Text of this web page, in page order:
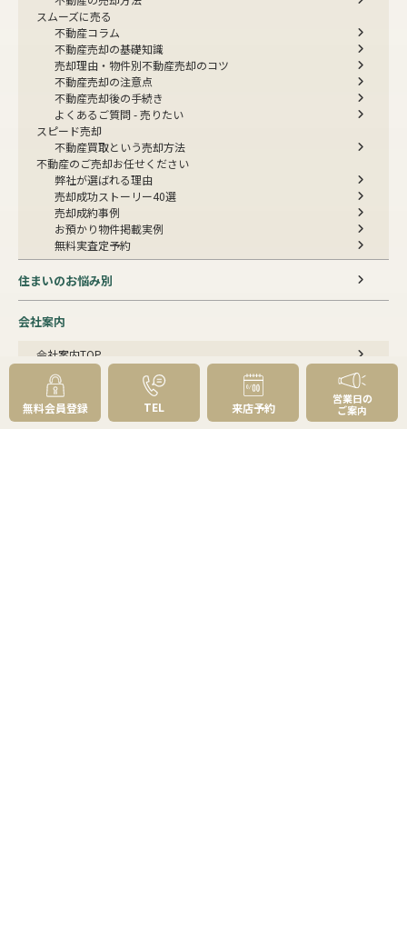
スムーズに売る
不動産コラム
不動産売却の基礎知識
売却理由・物件別不動産売却のコツ
不動産売却の注意点
不動産売却後の手続き
よくあるご質問 - 売りたい
スピード売却
不動産買取という売却方法
不動産のご売却お任せください
弊社が選ばれる理由
売却成功ストーリー40選
売却成約事例
お預かり物件掲載実例
無料実査定予約
住まいのお悩み別
会社案内
会社案内TOP
私たちについて
アクセス
受賞歴
センチュリー21とは
無料会員登録 TEL 来店予約
営業日の
ご案内